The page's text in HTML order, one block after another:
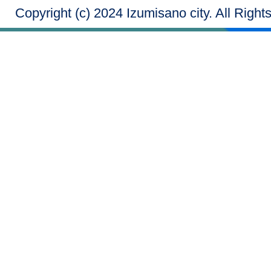
Copyright (c) 2024 Izumisano city. All